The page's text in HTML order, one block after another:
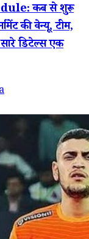
कब से शुरू
की वेन्यू, टीम,
डिटेल्स एक